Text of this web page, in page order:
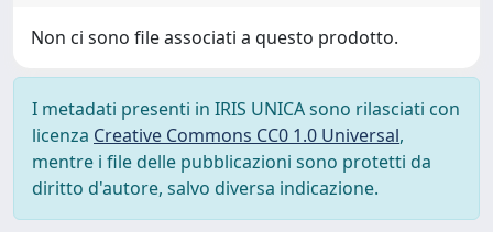
Non ci sono file associati a questo prodotto.
I metadati presenti in IRIS UNICA sono rilasciati con
licenza Creative Commons CC0 1.0 Universal,
mentre i file delle pubblicazioni sono protetti da
diritto d'autore, salvo diversa indicazione.